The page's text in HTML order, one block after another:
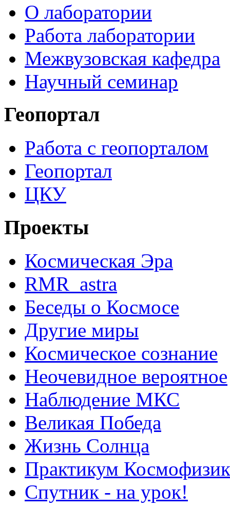
О лаборатории
Работа лаборатории
Межвузовская кафедра
Научный семинар
Геопортал
Работа с геопорталом
Геопортал
ЦКУ
Проекты
Космическая Эра
RMR_astra
Беседы о Космосе
Другие миры
Космическое сознание
Неочевидное вероятное
Наблюдение МКС
Великая Победа
Жизнь Солнца
Практикум
Спутник - на урок!